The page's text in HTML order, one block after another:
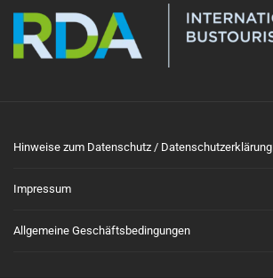
Hinweise zum Datenschutz / Datenschutzerklärung
Impressum
Allgemeine Geschäftsbedingungen